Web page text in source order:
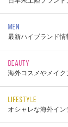
MEN
最新ハイブランド
BEAUTY
海外コスメやメイク
LIFESTYLE
オシャレな海外イ